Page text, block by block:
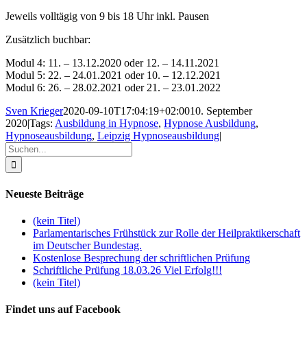
Jeweils volltägig von 9 bis 18 Uhr inkl. Pausen
Zusätzlich buchbar:
Modul 4: 11. – 13.12.2020 oder 12. – 14.11.2021
Modul 5: 22. – 24.01.2021 oder 10. – 12.12.2021
Modul 6: 26. – 28.02.2021 oder 21. – 23.01.2022
Sven Krieger2020-09-10T17:04:19+02:0010. September
2020|Tags: Ausbildung in Hypnose, Hypnose Ausbildung,
Hypnoseausbildung, Leipzig Hypnoseausbildung|
Suche
nach:
Neueste Beiträge
(kein Titel)
Parlamentarisches Frühstück zur Rolle der Heilpraktikerschaft
im Deutscher Bundestag.
Kostenlose Besprechung der schriftlichen Prüfung
Schriftliche Prüfung 18.03.26 Viel Erfolg!!!
(kein Titel)
Findet uns auf Facebook